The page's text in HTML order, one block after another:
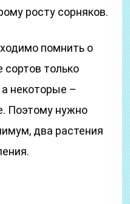
росту сорняков.
помнить о
сортов только
некоторые –
Поэтому нужно
два растения